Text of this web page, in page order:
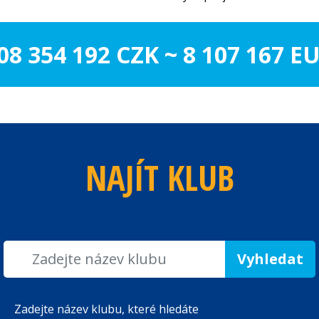
354 192 CZK ~ 8 107 167
NAJÍT KLUB
Zadejte název klubu, které hledáte